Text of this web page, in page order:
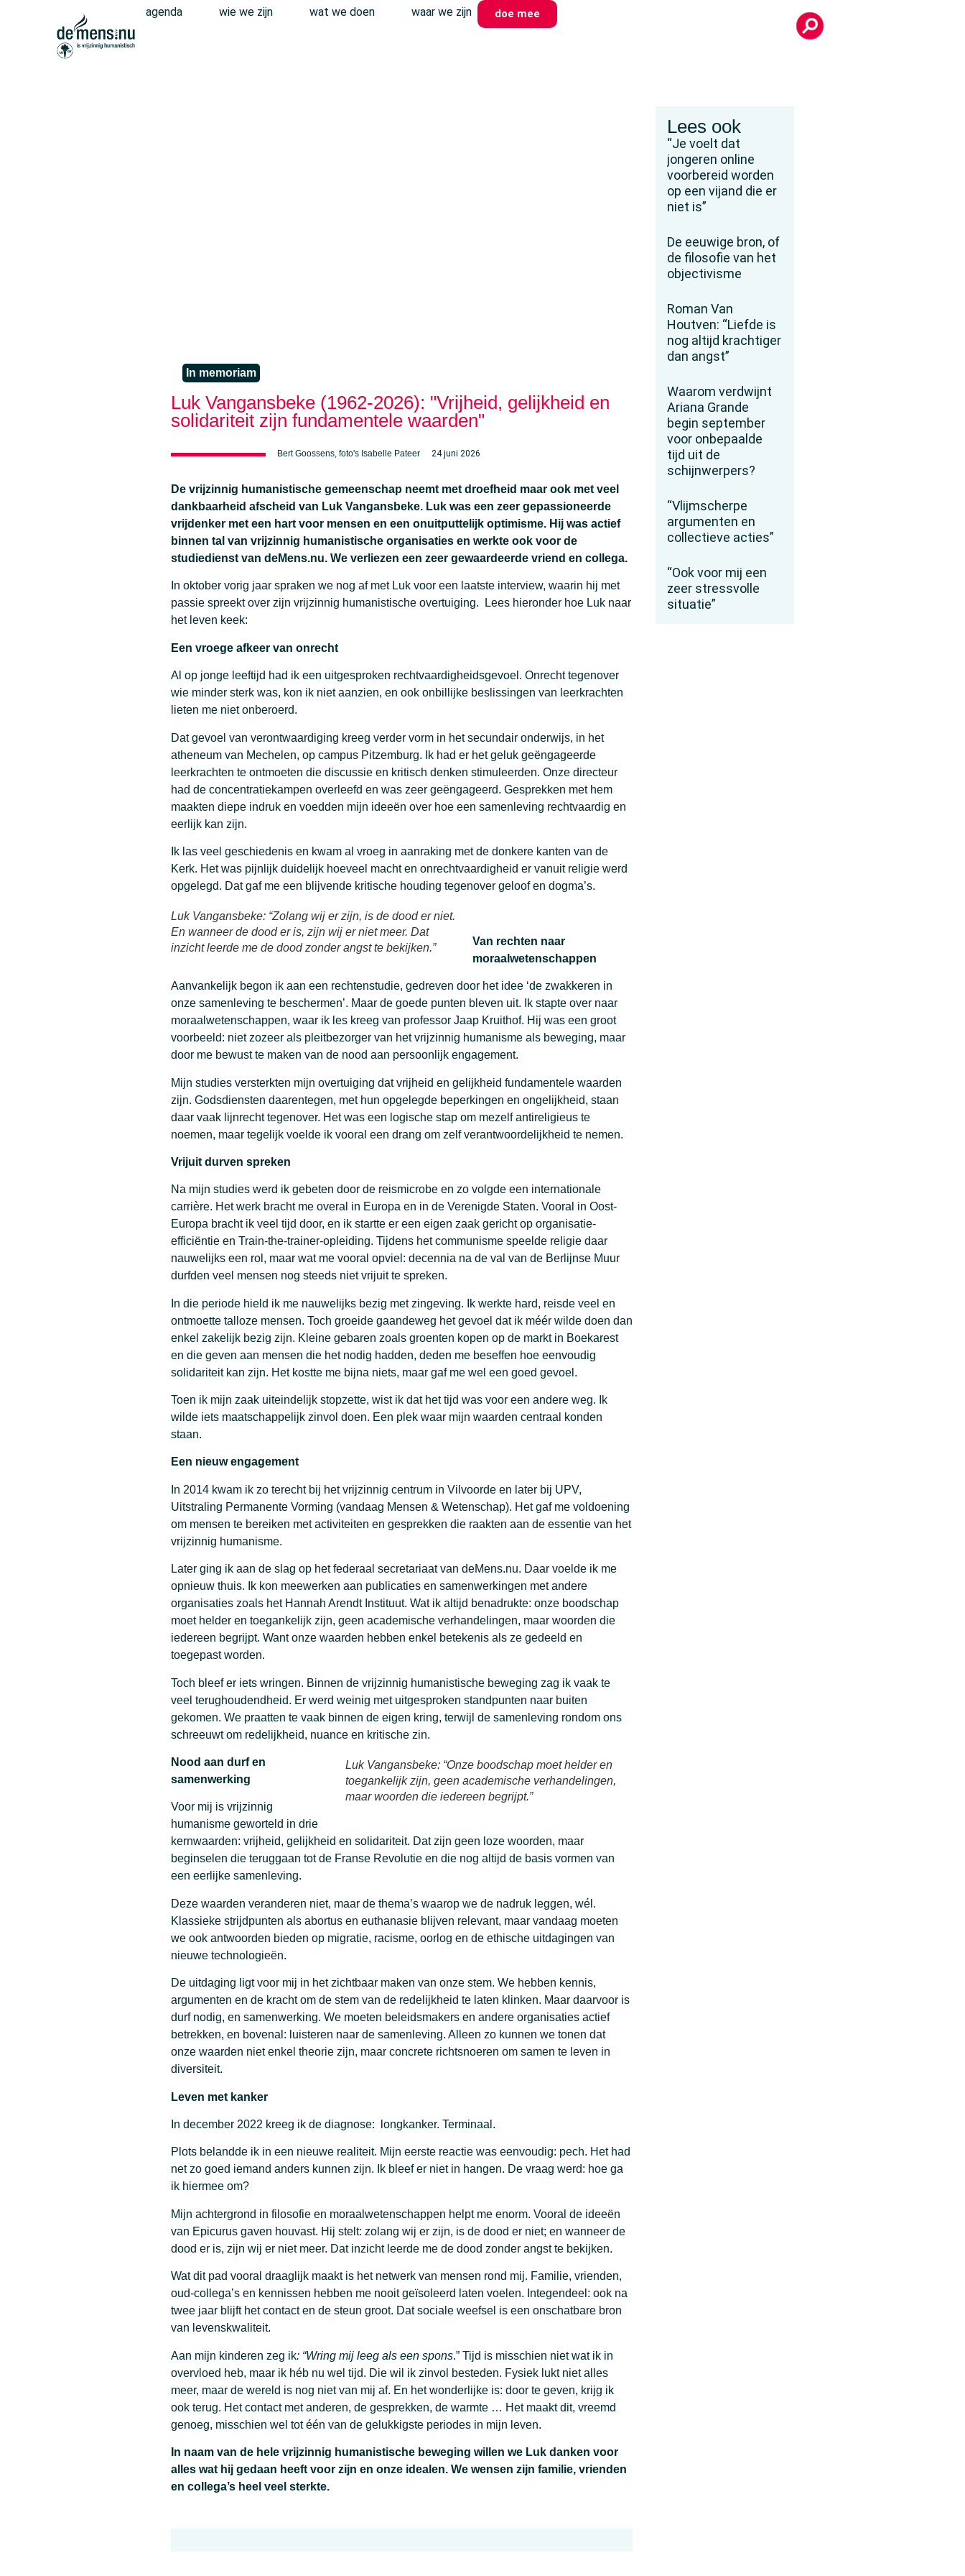
agenda wie we zijn wat we doen waar we zijn doe mee
In memoriam
Luk Vangansbeke (1962-2026): "Vrijheid, gelijkheid en
solidariteit zijn fundamentele waarden"
Bert Goossens, foto's Isabelle Pateer 24 juni 2026
De vrijzinnig humanistische gemeenschap neemt met droefheid maar ook met veel
dankbaarheid afscheid van Luk Vangansbeke. Luk was een zeer gepassioneerde
vrijdenker met een hart voor mensen en een onuitputtelijk optimisme. Hij was actief
binnen tal van vrijzinnig humanistische organisaties en werkte ook voor de
studiedienst van deMens.nu. We verliezen een zeer gewaardeerde vriend en collega.
In oktober vorig jaar spraken we nog af met Luk voor een laatste interview, waarin hij met
passie spreekt over zijn vrijzinnig humanistische overtuiging. Lees hieronder hoe Luk naar
het leven keek:
Een vroege afkeer van onrecht
Al op jonge leeftijd had ik een uitgesproken rechtvaardigheidsgevoel. Onrecht tegenover
wie minder sterk was, kon ik niet aanzien, en ook onbillijke beslissingen van leerkrachten
lieten me niet onberoerd.
Dat gevoel van verontwaardiging kreeg verder vorm in het secundair onderwijs, in het
atheneum van Mechelen, op campus Pitzemburg. Ik had er het geluk geëngageerde
leerkrachten te ontmoeten die discussie en kritisch denken stimuleerden. Onze directeur
had de concentratiekampen overleefd en was zeer geëngageerd. Gesprekken met hem
maakten diepe indruk en voedden mijn ideeën over hoe een samenleving rechtvaardig en
eerlijk kan zijn.
Ik las veel geschiedenis en kwam al vroeg in aanraking met de donkere kanten van de
Kerk. Het was pijnlijk duidelijk hoeveel macht en onrechtvaardigheid er vanuit religie werd
opgelegd. Dat gaf me een blijvende kritische houding tegenover geloof en dogma’s.
Luk Vangansbeke: “Zolang wij er zijn, is de dood er niet.
En wanneer de dood er is, zijn wij er niet meer. Dat
inzicht leerde me de dood zonder angst te bekijken.”
Van rechten naar
moraalwetenschappen
Aanvankelijk begon ik aan een rechtenstudie, gedreven door het idee ‘de zwakkeren in
onze samenleving te beschermen’. Maar de goede punten bleven uit. Ik stapte over naar
moraalwetenschappen, waar ik les kreeg van professor Jaap Kruithof. Hij was een groot
voorbeeld: niet zozeer als pleitbezorger van het vrijzinnig humanisme als beweging, maar
door me bewust te maken van de nood aan persoonlijk engagement.
Mijn studies versterkten mijn overtuiging dat vrijheid en gelijkheid fundamentele waarden
zijn. Godsdiensten daarentegen, met hun opgelegde beperkingen en ongelijkheid, staan
daar vaak lijnrecht tegenover. Het was een logische stap om mezelf antireligieus te
noemen, maar tegelijk voelde ik vooral een drang om zelf verantwoordelijkheid te nemen.
Vrijuit durven spreken
Na mijn studies werd ik gebeten door de reismicrobe en zo volgde een internationale
carrière. Het werk bracht me overal in Europa en in de Verenigde Staten. Vooral in Oost-
Europa bracht ik veel tijd door, en ik startte er een eigen zaak gericht op organisatie-
efficiëntie en Train-the-trainer-opleiding. Tijdens het communisme speelde religie daar
nauwelijks een rol, maar wat me vooral opviel: decennia na de val van de Berlijnse Muur
durfden veel mensen nog steeds niet vrijuit te spreken.
In die periode hield ik me nauwelijks bezig met zingeving. Ik werkte hard, reisde veel en
ontmoette talloze mensen. Toch groeide gaandeweg het gevoel dat ik méér wilde doen dan
enkel zakelijk bezig zijn. Kleine gebaren zoals groenten kopen op de markt in Boekarest
en die geven aan mensen die het nodig hadden, deden me beseffen hoe eenvoudig
solidariteit kan zijn. Het kostte me bijna niets, maar gaf me wel een goed gevoel.
Toen ik mijn zaak uiteindelijk stopzette, wist ik dat het tijd was voor een andere weg. Ik
wilde iets maatschappelijk zinvol doen. Een plek waar mijn waarden centraal konden
staan.
Een nieuw engagement
In 2014 kwam ik zo terecht bij het vrijzinnig centrum in Vilvoorde en later bij UPV,
Uitstraling Permanente Vorming (vandaag Mensen & Wetenschap). Het gaf me voldoening
om mensen te bereiken met activiteiten en gesprekken die raakten aan de essentie van het
vrijzinnig humanisme.
Later ging ik aan de slag op het federaal secretariaat van deMens.nu. Daar voelde ik me
opnieuw thuis. Ik kon meewerken aan publicaties en samenwerkingen met andere
organisaties zoals het Hannah Arendt Instituut. Wat ik altijd benadrukte: onze boodschap
moet helder en toegankelijk zijn, geen academische verhandelingen, maar woorden die
iedereen begrijpt. Want onze waarden hebben enkel betekenis als ze gedeeld en
toegepast worden.
Toch bleef er iets wringen. Binnen de vrijzinnig humanistische beweging zag ik vaak te
veel terughoudendheid. Er werd weinig met uitgesproken standpunten naar buiten
gekomen. We praatten te vaak binnen de eigen kring, terwijl de samenleving rondom ons
schreeuwt om redelijkheid, nuance en kritische zin.
Luk Vangansbeke: “Onze boodschap moet helder en
toegankelijk zijn, geen academische verhandelingen,
maar woorden die iedereen begrijpt.”
Nood aan durf en
samenwerking
Voor mij is vrijzinnig
humanisme geworteld in drie
kernwaarden: vrijheid, gelijkheid en solidariteit. Dat zijn geen loze woorden, maar
beginselen die teruggaan tot de Franse Revolutie en die nog altijd de basis vormen van
een eerlijke samenleving.
Deze waarden veranderen niet, maar de thema’s waarop we de nadruk leggen, wél.
Klassieke strijdpunten als abortus en euthanasie blijven relevant, maar vandaag moeten
we ook antwoorden bieden op migratie, racisme, oorlog en de ethische uitdagingen van
nieuwe technologieën.
De uitdaging ligt voor mij in het zichtbaar maken van onze stem. We hebben kennis,
argumenten en de kracht om de stem van de redelijkheid te laten klinken. Maar daarvoor is
durf nodig, en samenwerking. We moeten beleidsmakers en andere organisaties actief
betrekken, en bovenal: luisteren naar de samenleving. Alleen zo kunnen we tonen dat
onze waarden niet enkel theorie zijn, maar concrete richtsnoeren om samen te leven in
diversiteit.
Leven met kanker
In december 2022 kreeg ik de diagnose: longkanker. Terminaal.
Plots belandde ik in een nieuwe realiteit. Mijn eerste reactie was eenvoudig: pech. Het had
net zo goed iemand anders kunnen zijn. Ik bleef er niet in hangen. De vraag werd: hoe ga
ik hiermee om?
Mijn achtergrond in filosofie en moraalwetenschappen helpt me enorm. Vooral de ideeën
van Epicurus gaven houvast. Hij stelt: zolang wij er zijn, is de dood er niet; en wanneer de
dood er is, zijn wij er niet meer. Dat inzicht leerde me de dood zonder angst te bekijken.
Wat dit pad vooral draaglijk maakt is het netwerk van mensen rond mij. Familie, vrienden,
oud-collega’s en kennissen hebben me nooit geïsoleerd laten voelen. Integendeel: ook na
twee jaar blijft het contact en de steun groot. Dat sociale weefsel is een onschatbare bron
van levenskwaliteit.
Aan mijn kinderen zeg ik: “Wring mij leeg als een spons.” Tijd is misschien niet wat ik in
overvloed heb, maar ik héb nu wel tijd. Die wil ik zinvol besteden. Fysiek lukt niet alles
meer, maar de wereld is nog niet van mij af. En het wonderlijke is: door te geven, krijg ik
ook terug. Het contact met anderen, de gesprekken, de warmte … Het maakt dit, vreemd
genoeg, misschien wel tot één van de gelukkigste periodes in mijn leven.
In naam van de hele vrijzinnig humanistische beweging willen we Luk danken voor
alles wat hij gedaan heeft voor zijn en onze idealen. We wensen zijn familie, vrienden
en collega’s heel veel sterkte.
Lees ook
“Je voelt dat
jongeren online
voorbereid worden
op een vijand die er
niet is”
De eeuwige bron, of
de filosofie van het
objectivisme
Roman Van
Houtven: “Liefde is
nog altijd krachtiger
dan angst”
Waarom verdwijnt
Ariana Grande
begin september
voor onbepaalde
tijd uit de
schijnwerpers?
“Vlijmscherpe
argumenten en
collectieve acties”
“Ook voor mij een
zeer stressvolle
situatie”